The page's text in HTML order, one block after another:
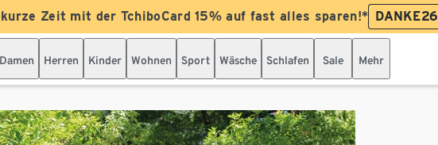
Zeit mit der TchiboCard 15% auf fast alles sparen!* DANKE26
Damen Herren Kinder Wohnen Sport Wäsche Schlafen Sale Mehr